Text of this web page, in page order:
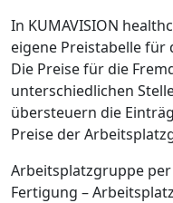
In KUMAVISION
eigene Preistabelle für
Die Preise für die
unterschiedlichen
übersteuern die
Preise der
Arbeitsplatzgruppe per
Fertigung –